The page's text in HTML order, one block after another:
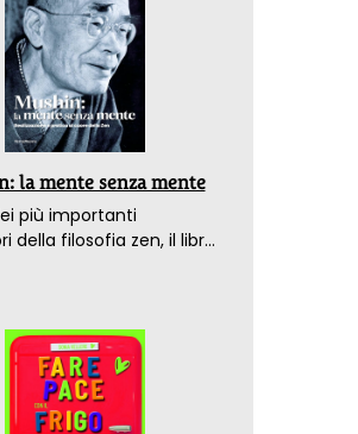
la mente senza mente
più importanti
della filosofia zen, il libro